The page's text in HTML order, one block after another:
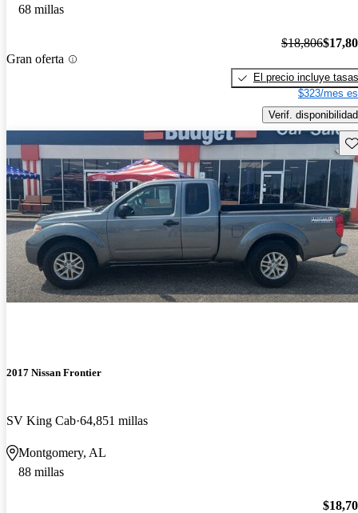
68 millas
Gran oferta
$18,806
El precio incluye tasas
$323/mes
Verif. disponibilidad
2017 Nissan Frontier
SV King Cab 64,851 millas
Montgomery, AL
88 millas